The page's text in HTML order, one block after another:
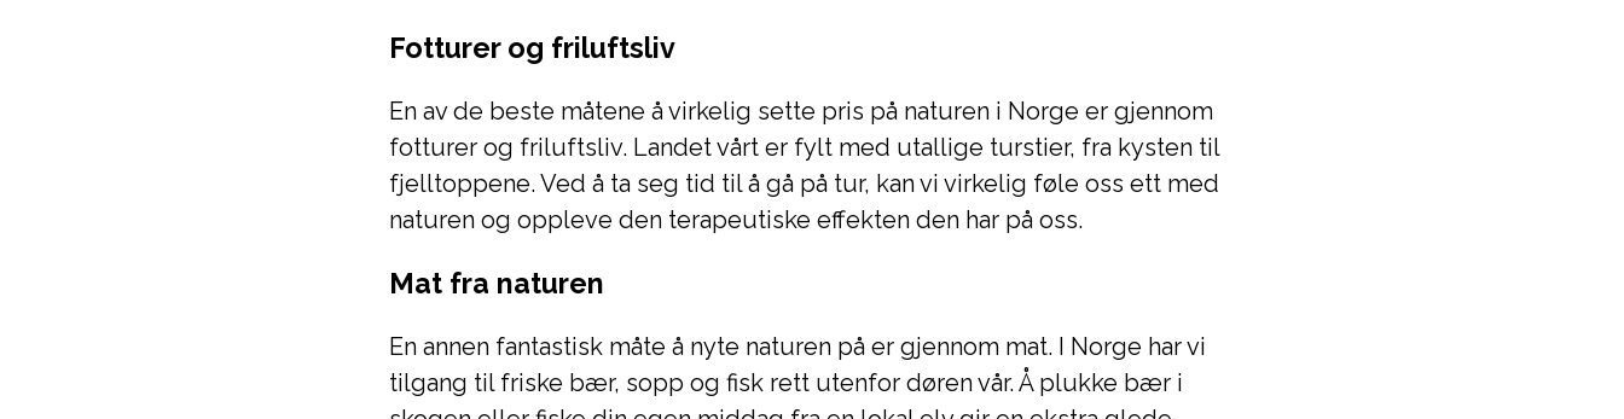
Fotturer og friluftsliv
En av de beste måtene å virkelig sette pris på naturen i Norge er gjennom
fotturer og friluftsliv. Landet vårt er fylt med utallige turstier, fra kysten til
fjelltoppene. Ved å ta seg tid til å gå på tur, kan vi virkelig føle oss ett med
naturen og oppleve den terapeutiske effekten den har på oss.
Mat fra naturen
En annen fantastisk måte å nyte naturen på er gjennom mat. I Norge har vi
tilgang til friske bær, sopp og fisk rett utenfor døren vår. Å plukke bær i